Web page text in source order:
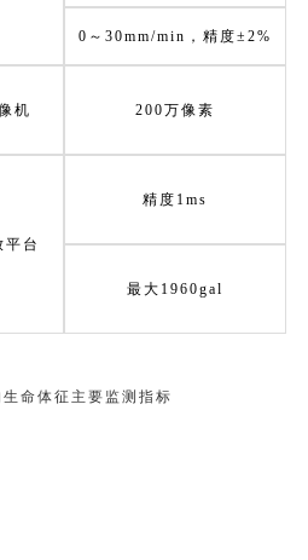
0～30mm/min，精度±2%
机 200万像素
平台
精度1ms
最大1960gal
命体征主要监测指标